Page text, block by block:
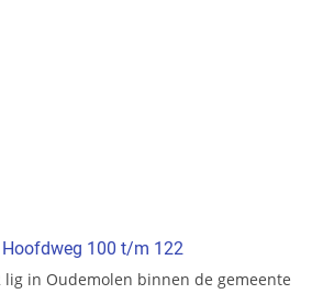
100 t/m 122
lig in Oudemolen binnen de gemeente